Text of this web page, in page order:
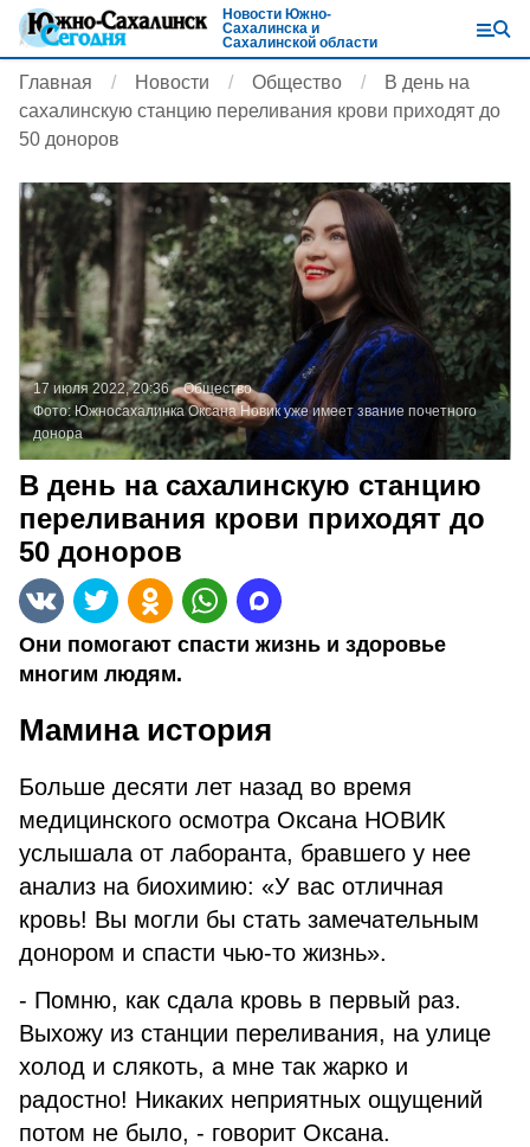
Новости Южно-
Сахалинска и
Сахалинской области
Главная Новости Общество
В день на
сахалинскую станцию переливания крови приходят до
50 доноров
17 июля 2022, 20:36
Общество
Фото: Южносахалинка Оксана Новик уже имеет звание почетного
донора
В день на сахалинскую станцию
переливания крови приходят до
50 доноров
Они помогают спасти жизнь и здоровье
многим людям.
Мамина история
Больше десяти лет назад во время
медицинского осмотра Оксана НОВИК
услышала от лаборанта, бравшего у нее
анализ на биохимию: «У вас отличная
кровь! Вы могли бы стать замечательным
донором и спасти чью-то жизнь».
- Помню, как сдала кровь в первый раз.
Выхожу из станции переливания, на улице
холод и слякоть, а мне так жарко и
радостно! Никаких неприятных ощущений
потом не было, - говорит Оксана.